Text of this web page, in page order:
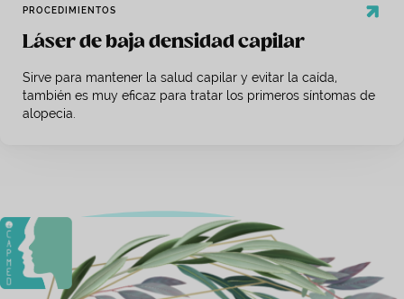
PROCEDIMIENTOS
Láser de baja densidad capilar
Sirve para mantener la salud capilar y evitar la caída,
también es muy eficaz para tratar los primeros síntomas de
alopecia.